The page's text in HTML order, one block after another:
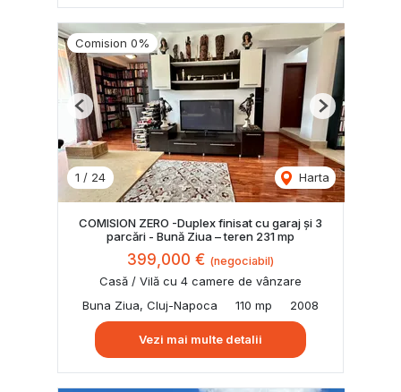
Comision 0%
1 / 24 Harta
Previous Next
COMISION ZERO -Duplex finisat cu garaj și 3
parcări - Bună Ziua – teren 231 mp
399,000 € (negociabil)
Casă / Vilă cu 4 camere de vânzare
Buna Ziua, Cluj-Napoca
110 mp 2008
Vezi mai multe detalii